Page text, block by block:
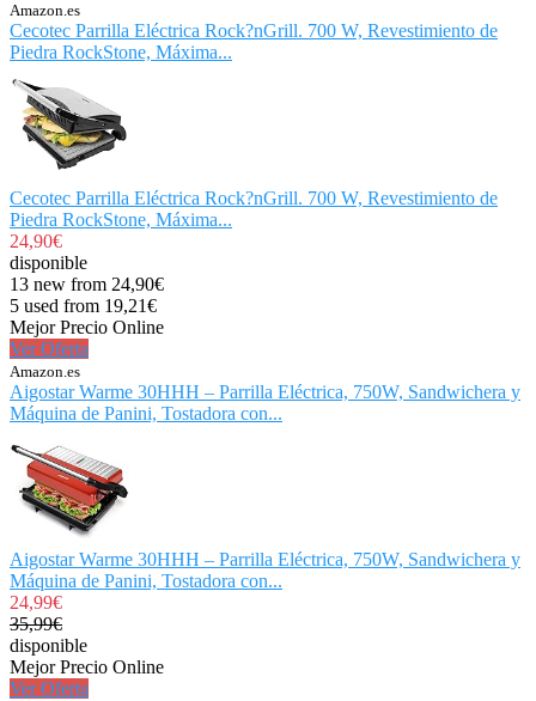
Amazon.es
Cecotec Parrilla Eléctrica Rock?nGrill. 700 W, Revestimiento de
Piedra RockStone, Máxima...
Cecotec Parrilla Eléctrica Rock?nGrill. 700 W, Revestimiento de
Piedra RockStone, Máxima...
24,90€
disponible
13 new from 24,90€
5 used from 19,21€
Mejor Precio Online
Ver Oferta
Amazon.es
Aigostar Warme 30HHH – Parrilla Eléctrica, 750W, Sandwichera y
Máquina de Panini, Tostadora con...
Aigostar Warme 30HHH – Parrilla Eléctrica, 750W, Sandwichera y
Máquina de Panini, Tostadora con...
24,99€
35,99€
disponible
Mejor Precio Online
Ver Oferta